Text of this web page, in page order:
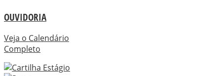
OUVIDORIA
Veja o Calendário
Completo